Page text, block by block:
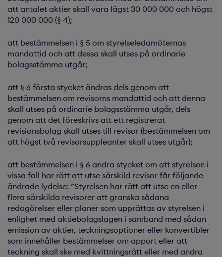
att antalet aktier skall vara lägst 30 000 000 och högst
120 000 000 (§ 4);
att bestämmelsen i § 5 om styrelseledamöternas
mandattid och att dessa skall utses på ordinarie
bolagsstämma utgår;
att § 6 första stycket ändras dels genom att
bestämmelsen om revisorns mandattid och att denna
skall utses på ordinarie bolagsstämma utgår, dels
genom att det föreskrivs att ett registrerat
revisionsbolag skall utses till revisor (bestämmelsen om
att högst två revisorsuppleanter skall utses utgår);
att bestämmelsen i § 6 andra stycket om att styrelsen i
vissa fall har rätt att utse särskild revisor får följande
ändrade lydelse: ”Styrelsen har rätt att utse en eller
flera särskilda revisorer att granska sådana
redogörelser eller planer som upprättas av styrelsen i
enlighet med aktiebolagslagen i samband med sådan
emission av aktier, teckningsoptioner eller konvertibler
som innehåller bestämmelser om apport eller att
teckning skall ske med kvittningsrätt eller med andra